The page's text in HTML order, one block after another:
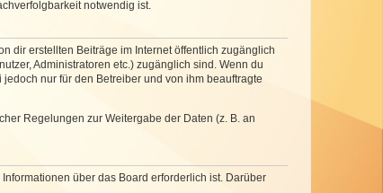
notwendig ist.
dir erstellten Beiträge im Internet öffentlich zugänglich
Administratoren etc.) zugänglich sind. Wenn du
nur für den Betreiber und von ihm beauftragte
Regelungen zur Weitergabe der Daten (z. B. an
über das Board erforderlich ist. Darüber